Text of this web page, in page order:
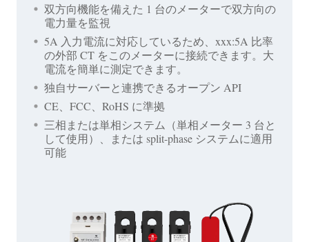
双方向機能を備えた 1 台のメーターで双方向の
電力量を監視
5A 入力電流に対応しているため、xxx:5A 比率
の外部 CT をこのメーターに接続できます。大
電流を簡単に測定できます。
独自サーバーと連携できるオープン API
CE、FCC、RoHS に準拠
三相または単相システム（単相メーター 3 台と
して使用）、または split-phase システムに適用
可能